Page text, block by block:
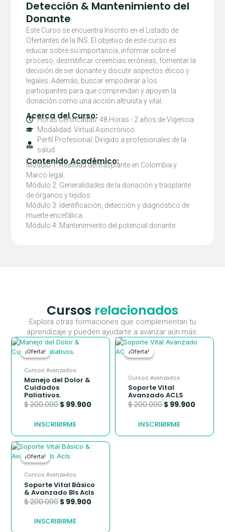
cantidad
Detección & Mantenimiento del
Donante
Este Curso se encuentra Inscrito en el Listado de
Ofertantes de la INS. El objetivo de este curso es
educar sobre su importancia, informar sobre el
proceso, desmitificar creencias erróneas, fomentar la
decisión de ser donante y discutir aspectos éticos y
legales. Además, buscar empoderar a los
participantes para que comprendan y apoyen la
donación como una acción altruista y vital.
Acerca del Curso:
Horas Certificadas: 48 Horas - 2 años de Vigencia.
Modalidad: Virtual Asincrónico.
Perfíl Profesional: Dirigido a profesionales de la
salud
Contenido Académico:
Módulo 1: Realidad del trasplante en Colombia y
Marco legal.
Módulo 2: Generalidades de la donación y trasplante
de órganos y tejidos.
Módulo 3: Identificación, detección y diagnóstico de
muerte encefálica.
Módulo 4: Mantenimiento del potencial donante.
Cursos relacionados
Explora otras formaciones que complementan tu
aprendizaje y pueden ayudarte a avanzar aún más.
¡Oferta!
¡Oferta!
Cursos Avanzados
Manejo del Dolor &
Cuidados
Paliativos.
$200.000
El
precio
era:
$ 200.000.
$ 99.900
INSCRIBIRME
¡Oferta!
¡Oferta!
Cursos Avanzados
Soporte Vital
Avanzado ACLS
$200.000
El
$ 200.000.
$ 99.900
El
INSCRIBIRME
¡Oferta!
¡Oferta!
Cursos Avanzados
Soporte Vital Básico
& Avanzado Bls Acls
$200.000
El
precio
era:
$ 200.000.
$ 99.900
$ 99.900.
INSCRIBIRME